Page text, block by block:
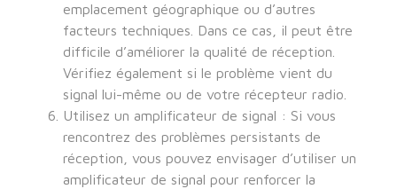
emplacement géographique ou d’autres
facteurs techniques. Dans ce cas, il peut être
difficile d’améliorer la qualité de réception.
Vérifiez également si le problème vient du
signal lui-même ou de votre récepteur radio.
Utilisez un amplificateur de signal : Si vous
rencontrez des problèmes persistants de
réception, vous pouvez envisager d’utiliser un
amplificateur de signal pour renforcer la